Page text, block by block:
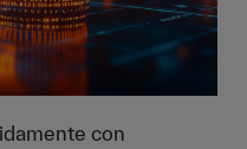
con